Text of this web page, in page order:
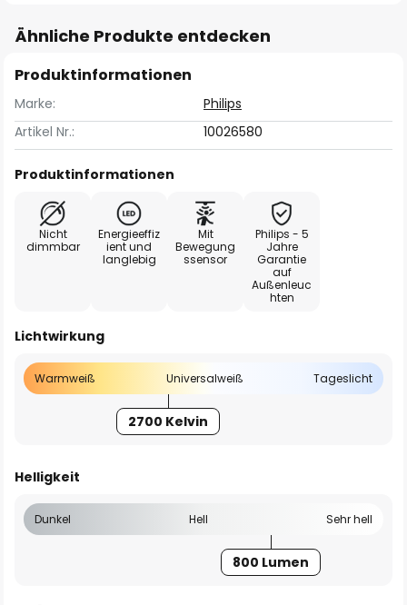
Ähnliche Produkte entdecken
Produktinformationen
Marke:
Philips
Artikel Nr.:
10026580
Produktinformationen
Nicht
dimmbar
Energieeffiz
ient und
langlebig
Mit
Bewegung
ssensor
Philips - 5
Jahre
Garantie
auf
Außenleuc
hten
Lichtwirkung
Warmweiß Universalweiß Tageslicht
2700 Kelvin
Helligkeit
Dunkel Hell Sehr hell
800 Lumen